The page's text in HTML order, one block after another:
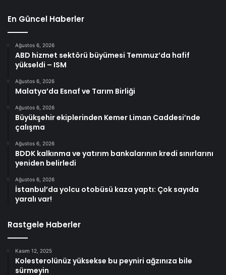
En Güncel Haberler
Ağustos 6, 2026
ABD hizmet sektörü büyümesi Temmuz’da hafif
yükseldi – ISM
Ağustos 6, 2026
Malatya’da Esnaf ve Tarım Birliği
Ağustos 6, 2026
Büyükşehir ekiplerinden Kemer Liman Caddesi’nde
çalışma
Ağustos 6, 2026
BDDK kalkınma ve yatırım bankalarının kredi sınırlarını
yeniden belirledi
Ağustos 6, 2026
İstanbul’da yolcu otobüsü kaza yaptı: Çok sayıda
yaralı var!
Rastgele Haberler
Kasım 12, 2025
Kolesterolünüz yüksekse bu peyniri ağzınıza bile
sürmeyin